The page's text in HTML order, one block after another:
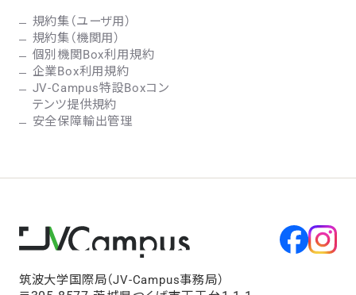
規約集（ユーザ用）
規約集（機関用）
個別機関Box利用規約
企業Box利用規約
JV-Campus特設Boxコン
テンツ提供規約
安全保障輸出管理
筑波大学国際局（JV-Campus事務局）